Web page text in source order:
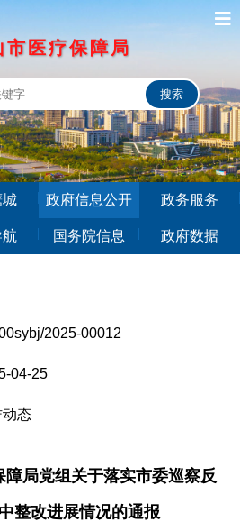
市医疗保障局
城 政府信息公开 政务服务
国务院信息 政府数据
2025-00012
04-25
动态
局党组关于落实市委巡察反
整改进展情况的通报